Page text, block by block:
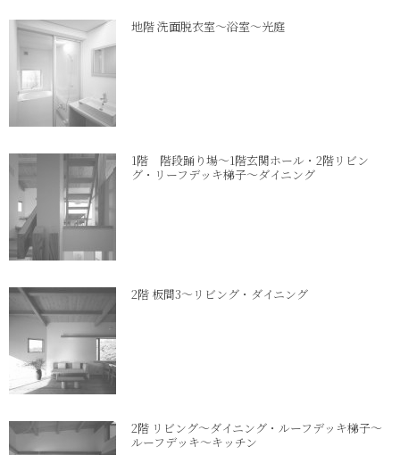
地階 洗面脱衣室～浴室～光庭
1階 階段踊り場～1階玄関ホール・2階リビン
グ・リーフデッキ梯子～ダイニング
2階 板間3～リビング・ダイニング
2階 リビング～ダイニング・ルーフデッキ梯子～
ルーフデッキ～キッチン